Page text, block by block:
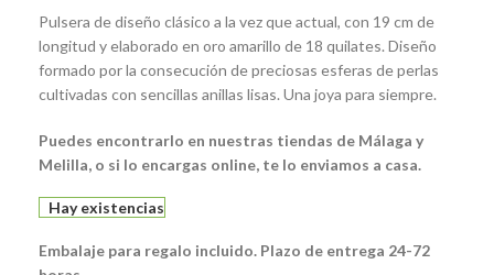
Pulsera de diseño clásico a la vez que actual, con 19 cm de
longitud y elaborado en oro amarillo de 18 quilates. Diseño
formado por la consecución de preciosas esferas de perlas
cultivadas con sencillas anillas lisas. Una joya para siempre.
Puedes encontrarlo en nuestras tiendas de Málaga y
Melilla, o si lo encargas online, te lo enviamos a casa.
Hay existencias
Embalaje para regalo incluido. Plazo de entrega 24-72